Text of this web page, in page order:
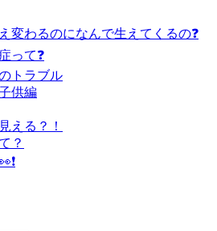
変わるのになんで生えてくるの❓
って❓
トラブル
供編
える？！
？